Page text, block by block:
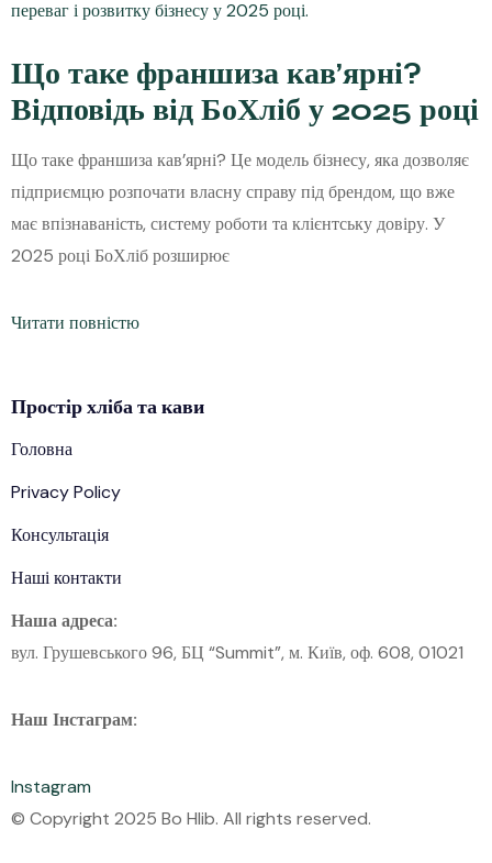
Що таке франшиза кав’ярні?
Відповідь від БоХліб у 2025 році
Що таке франшиза кав’ярні? Це модель бізнесу, яка дозволяє
підприємцю розпочати власну справу під брендом, що вже
має впізнаваність, систему роботи та клієнтську довіру. У
2025 році БоХліб розширює
Читати повністю
Простірхлібата кави
Головна
Privacy Policy
Консультація
Наші контакти
Наша адреса:
вул. Грушевського 96, БЦ “Summit”, м. Київ, оф. 608, 01021
Наш Інстаграм:
Instagram
© Copyright 2025 Bo Hlib. All rights reserved.